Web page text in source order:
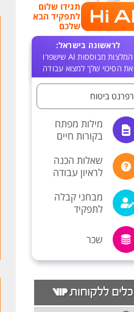
תגידו שלום
לתפקיד הבא
שלכם
לראשונה בישראל:
המלצות מבוססות AI שישפרו
את הסיכוי שלך למצוא עבודה
רפרנט ביטוח
מילות מפתח
בקורות חיים
שאלות הכנה
לראיון עבודה
מבחני קבלה
לתפקיד
שכר